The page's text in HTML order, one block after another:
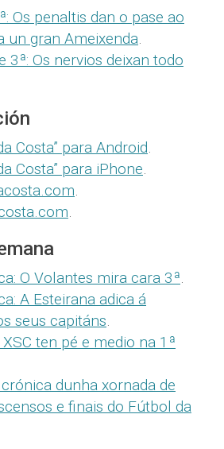
Os penaltis dan o pase ao
un gran Ameixenda
3ª: Os nervios deixan todo
Costa” para Android
Costa” para iPhone
O Volantes mira cara 3ª
A Esteirana adica á
seus capitáns
ten pé e medio na 1ª
dunha xornada de
e finais do Fútbol da